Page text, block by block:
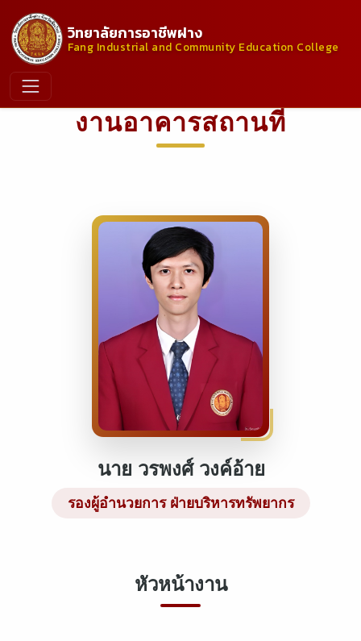
วิทยาลัยการอาชีพฝาง
Fang Industrial and Community Education College
งานอาคารสถานที่
นาย วรพงศ์ วงค์อ้าย
รองผู้อำนวยการ ฝ่ายบริหารทรัพยากร
หัวหน้างาน